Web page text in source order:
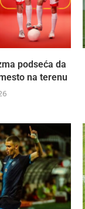
podseća da
na terenu